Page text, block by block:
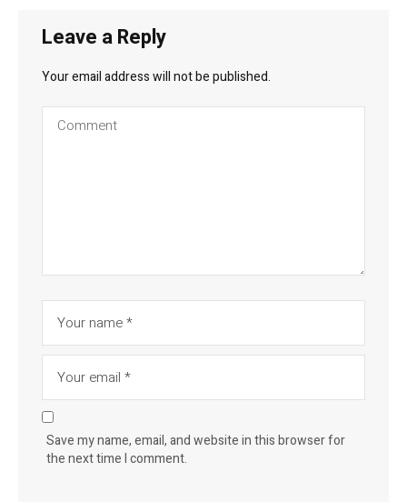
Leave a Reply
Your email address will not be published.
Save my name, email, and website in this browser for
the next time I comment.